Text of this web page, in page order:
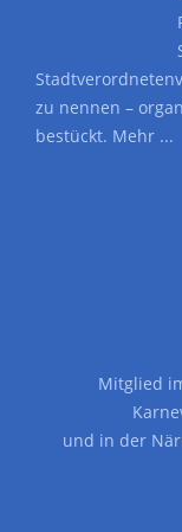
zu nennen –
bestückt. Mehr ...
Mitglied
und in der